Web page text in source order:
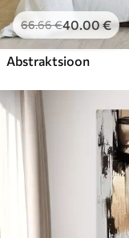
66.66€40.00€
Abstraktsioon